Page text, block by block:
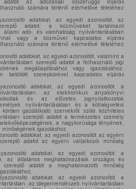
adatot az adózással összefüggő eljárás
számára történő elérhetővé tételéhez
adatokat, az egyedi azonosítót, az
adatot, a közműveket tartalmazó
adó- és vámhatóság nyilvántartásában
vagy a közművel kapcsolatos eljárás
számára történő elérhetővé tételéhez
adatokat, az egyedi azonosítót, valamint a
szereplő adatot a felhasználó jogi
megállapításához vagy igazolásához,
szerepkörével kapcsolatos eljárás
adatokat, az egyedi azonosítót, a
az elektronikus anyakönyvi
és az előzetes jognyilatkozatok
nyilvántartásában és a költségvetési
gazdálkodó szervekről szóló közhiteles
szereplő adatot a természetes személy
a nagykorúsága tényének,
igazoláshoz,
adatokat, az egyedi azonosítót az egyéni
adatot az egyéni vállalkozói minőség
adatokat, az egyedi azonosítót, a
az általános meghatalmazások országos és
szereplő adatot a meghatalmazotti minőség
adatokat, az egyedi azonosítót, a
az idegenrendészeti nyilvántartásban